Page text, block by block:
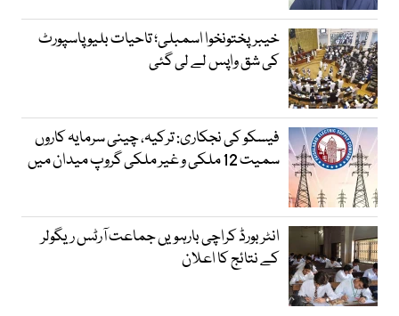
خیبرپختونخوا اسمبلی؛ تاحیات بلیو پاسپورٹ
کی شق واپس لے لی گئی
فیسکو کی نجکاری: ترکیہ، چینی سرمایہ کاروں
سمیت 12 ملکی و غیر ملکی گروپ میدان میں
انٹر بورڈ کراچی بارہویں جماعت آرٹس ریگولر
کے نتائج کا اعلان